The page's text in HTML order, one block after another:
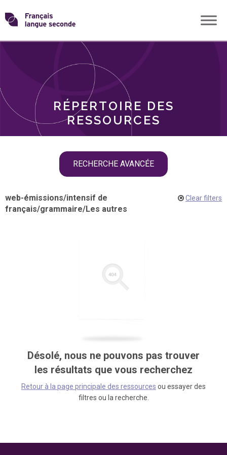
Skip
toTransformons
langue
RÉPERTOIRE DES
RESSOURCES
RECHERCHE AVANCÉE
THÈMES
web-émissions/intensif de
français/grammaire/Les autres
Clear filters
Désolé, nous ne pouvons pas trouver
les résultats que vous recherchez
Retour à la page principale des ressources ou essayer des
filtres ou la recherche.